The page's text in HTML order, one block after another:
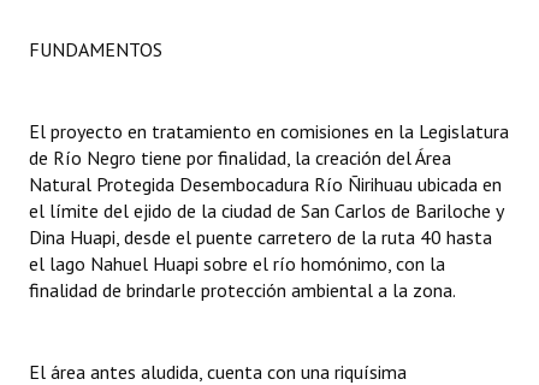
Actas de Audiencias Públicas
NORMATIVA
Comunicaciones
Resoluciones
FUNDAMENTOS
El proyecto en tratamiento en comisiones en la Legislatura
de Río Negro tiene por finalidad, la creación del Área
Natural Protegida Desembocadura Río Ñirihuau ubicada en
el límite del ejido de la ciudad de San Carlos de Bariloche y
Dina Huapi, desde el puente carretero de la ruta 40 hasta
el lago Nahuel Huapi sobre el río homónimo, con la
finalidad de brindarle protección ambiental a la zona.
El área antes aludida, cuenta con una riquísima